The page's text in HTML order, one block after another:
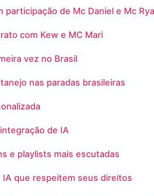
participação de Mc Daniel e Mc
com Kew e MC Mari
vez no Brasil
nas paradas brasileiras
de IA
e playlists mais escutadas
que respeitem seus direitos